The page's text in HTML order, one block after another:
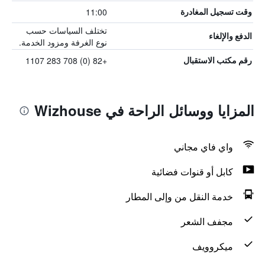
وقت تسجيل المغادرة 11:00
الدفع والإلغاء
تختلف السياسات حسب
نوع الغرفة ومزود الخدمة.
رقم مكتب الاستقبال +82 (0) 708 283 1107
المزايا ووسائل الراحة في Wizhouse
واي فاي مجاني
كابل أو قنوات فضائية
خدمة النقل من وإلى المطار
مجفف الشعر
ميكروويف